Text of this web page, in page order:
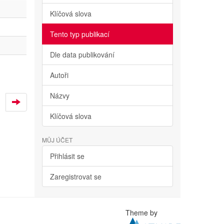
Klíčová slova
Tento typ publikací
Dle data publikování
Autoři
Názvy
Klíčová slova
MŮJ ÚČET
Přihlásit se
Zaregistrovat se
Theme by